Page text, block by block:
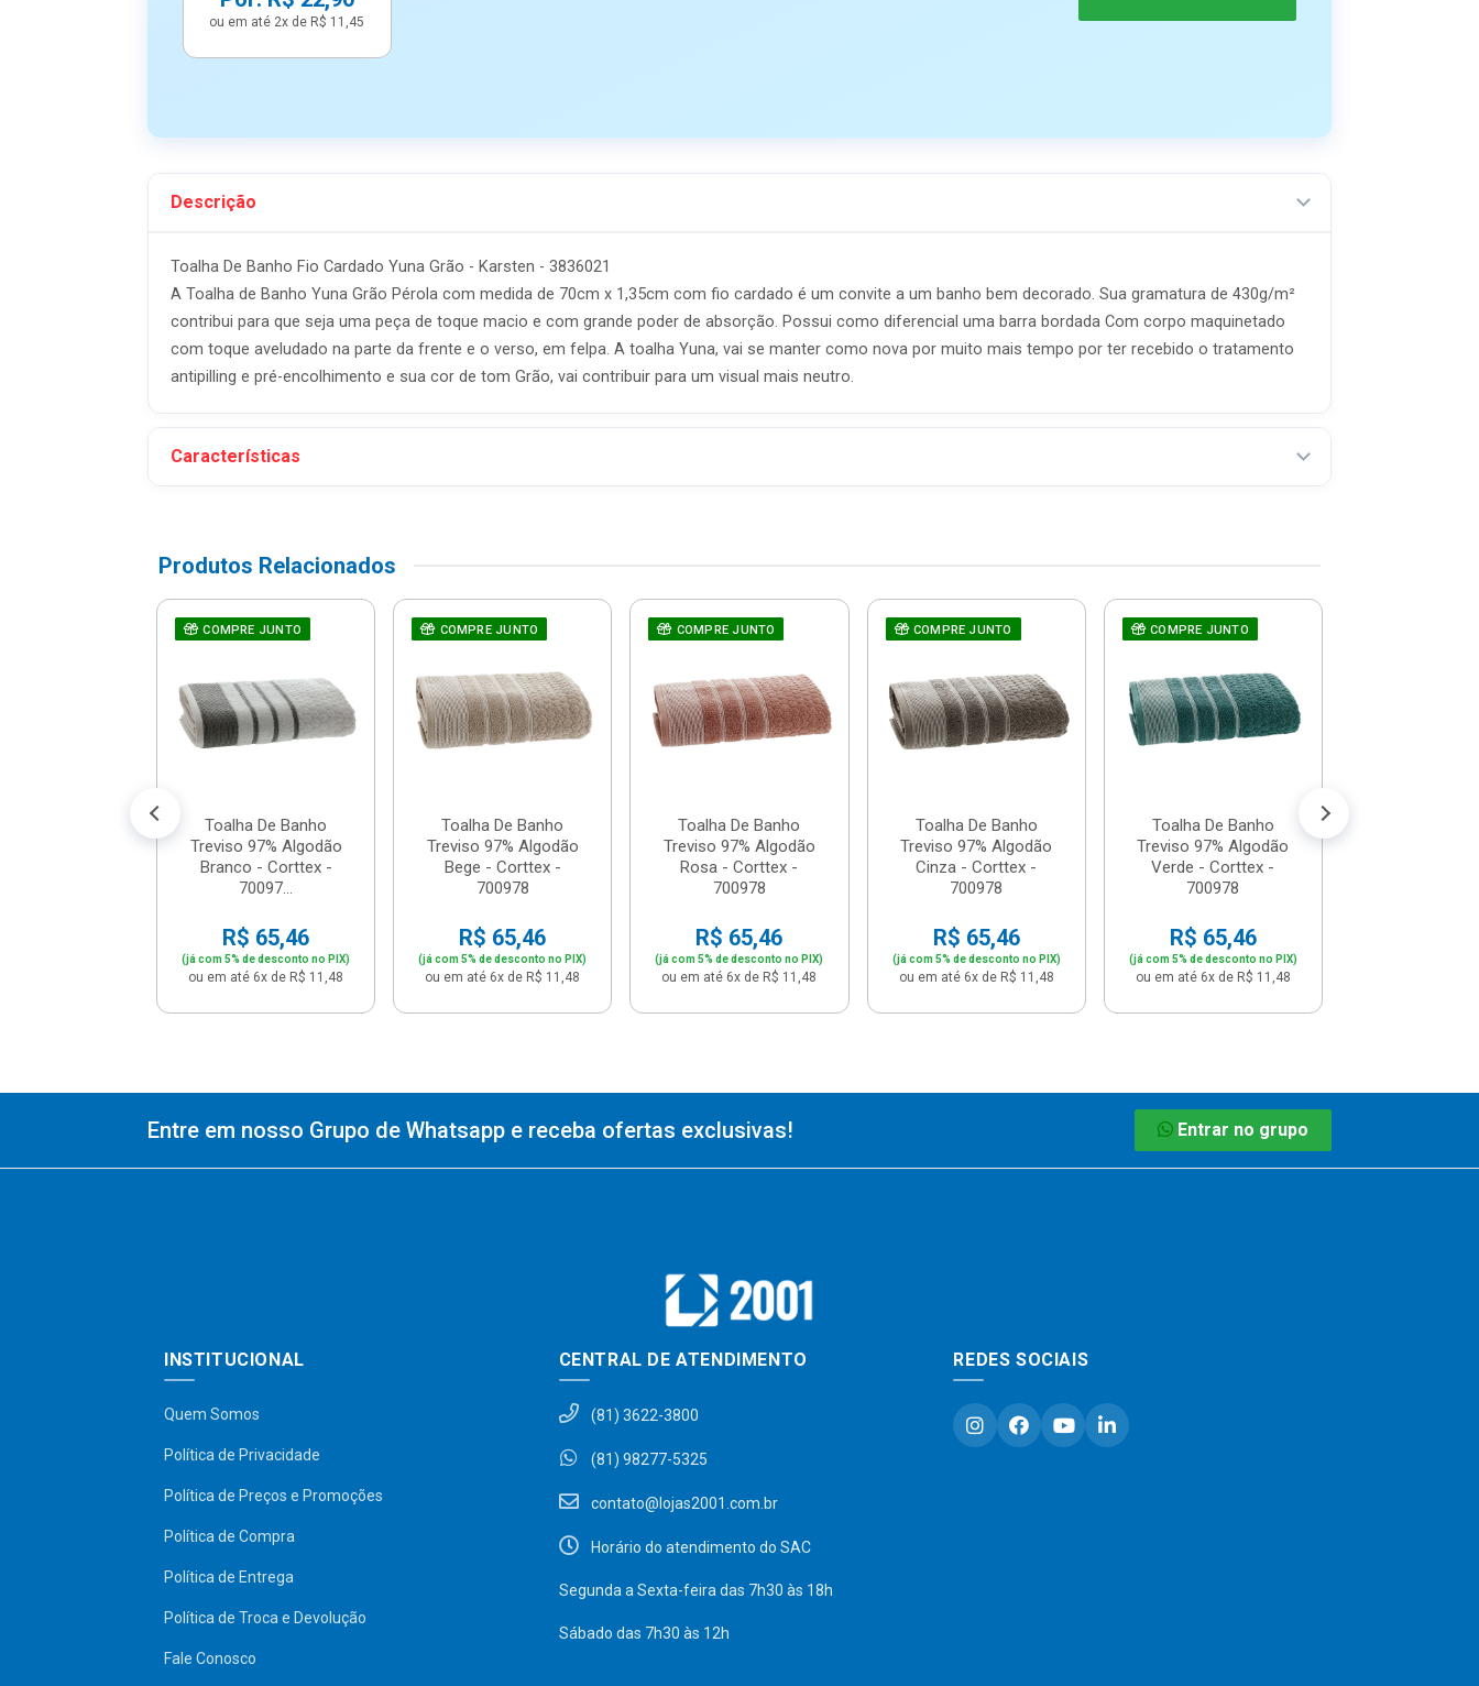
ou em até 2x de R$ 11,45
Descrição
Toalha De Banho Fio Cardado Yuna Grão - Karsten - 3836021
A Toalha de Banho Yuna Grão Pérola com medida de 70cm x 1,35cm com fio cardado é um convite a um banho bem decorado. Sua gramatura de 430g/m²
contribui para que seja uma peça de toque macio e com grande poder de absorção. Possui como diferencial uma barra bordada Com corpo maquinetado
com toque aveludado na parte da frente e o verso, em felpa. A toalha Yuna, vai se manter como nova por muito mais tempo por ter recebido o tratamento
antipilling e pré-encolhimento e sua cor de tom Grão, vai contribuir para um visual mais neutro.
Características
Produtos Relacionados
COMPRE JUNTO
Toalha De Banho
Treviso 97% Algodão
Branco - Corttex -
70097...
R$ 65,46
(já com 5% de desconto no PIX)
ou em até 6x de R$ 11,48
COMPRE JUNTO
Toalha De Banho
Treviso 97% Algodão
Bege - Corttex -
700978
R$ 65,46
(já com 5% de desconto no PIX)
ou em até 6x de R$ 11,48
COMPRE JUNTO
Toalha De Banho
Treviso 97% Algodão
Rosa - Corttex -
700978
R$ 65,46
(já com 5% de desconto no PIX)
ou em até 6x de R$ 11,48
COMPRE JUNTO
Toalha De Banho
Treviso 97% Algodão
Cinza - Corttex -
700978
R$ 65,46
(já com 5% de desconto no PIX)
ou em até 6x de R$ 11,48
COMPRE JUNTO
Toalha De Banho
Treviso 97% Algodão
Verde - Corttex -
700978
R$ 65,46
(já com 5% de desconto no PIX)
ou em até 6x de R$ 11,48
Entre em nosso Grupo de Whatsapp e receba ofertas exclusivas! Entrar no grupo
INSTITUCIONAL
Quem Somos
Política de Privacidade
Política de Preços e Promoções
Política de Compra
Política de Entrega
Política de Troca e Devolução
Fale Conosco
CENTRAL DE ATENDIMENTO
(81) 3622-3800
(81) 98277-5325
contato@lojas2001.com.br
Horário do atendimento do SAC
Segunda a Sexta-feira das 7h30 às 18h
Sábado das 7h30 às 12h
REDES SOCIAIS